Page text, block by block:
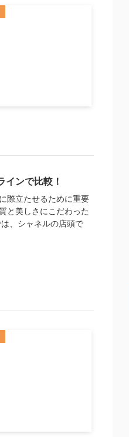
インで比較！
際立たせるために重要
と美しさにこだわった
、シャネルの店頭で